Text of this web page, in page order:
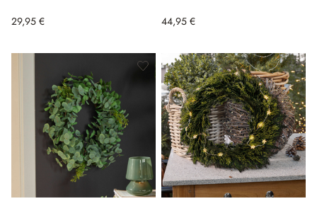
29,95 € 44,95 €